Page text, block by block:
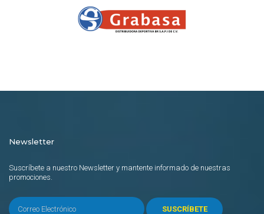
Newsletter
Suscríbete a nuestro Newsletter y mantente informado de nuestras
promociones.
SUSCRÍBETE